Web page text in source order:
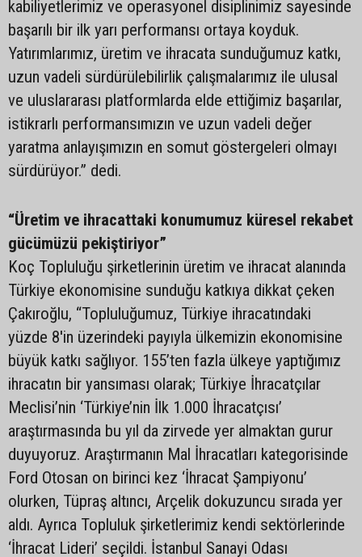
kabiliyetlerimiz ve operasyonel disiplinimiz sayesinde
başarılı bir ilk yarı performansı ortaya koyduk.
Yatırımlarımız, üretim ve ihracata sunduğumuz katkı,
uzun vadeli sürdürülebilirlik çalışmalarımız ile ulusal
ve uluslararası platformlarda elde ettiğimiz başarılar,
istikrarlı performansımızın ve uzun vadeli değer
yaratma anlayışımızın en somut göstergeleri olmayı
sürdürüyor.” dedi.
“Üretim ve ihracattaki konumumuz küresel rekabet
gücümüzü pekiştiriyor”
Koç Topluluğu şirketlerinin üretim ve ihracat alanında
Türkiye ekonomisine sunduğu katkıya dikkat çeken
Çakıroğlu, “Topluluğumuz, Türkiye ihracatındaki
yüzde 8'in üzerindeki payıyla ülkemizin ekonomisine
büyük katkı sağlıyor. 155’ten fazla ülkeye yaptığımız
ihracatın bir yansıması olarak; Türkiye İhracatçılar
Meclisi’nin ‘Türkiye’nin İlk 1.000 İhracatçısı’
araştırmasında bu yıl da zirvede yer almaktan gurur
duyuyoruz. Araştırmanın Mal İhracatları kategorisinde
Ford Otosan on birinci kez ‘İhracat Şampiyonu’
olurken, Tüpraş altıncı, Arçelik dokuzuncu sırada yer
aldı. Ayrıca Topluluk şirketlerimiz kendi sektörlerinde
‘İhracat Lideri’ seçildi. İstanbul Sanayi Odası